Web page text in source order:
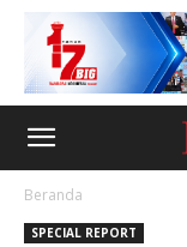
Beranda
SPECIAL REPORT